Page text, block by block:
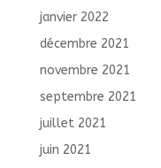
janvier 2022
décembre 2021
novembre 2021
septembre 2021
juillet 2021
juin 2021